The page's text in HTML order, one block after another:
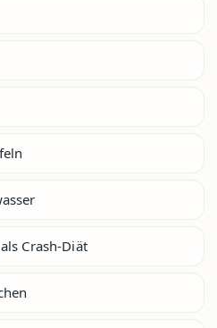
Crash-Diät